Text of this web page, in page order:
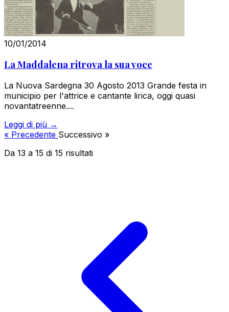
10/01/2014
La Maddalena ritrova la sua voce
La Nuova Sardegna 30 Agosto 2013 Grande festa in
municipio per l'attrice e cantante lirica, oggi quasi
novantatreenne....
Leggi di più →
« Precedente Successivo »
Da 13 a 15 di 15 risultati